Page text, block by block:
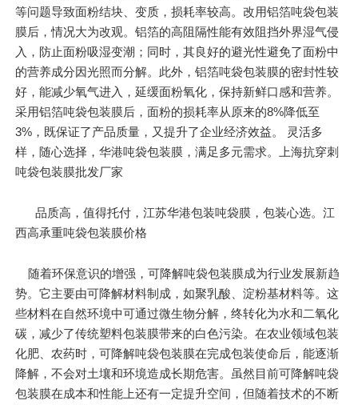
等问题导致面粉结块、变质，损耗率较高。改用铝箔吨袋包装
膜后，情况大为改观。铝箔的高阻隔性能有效阻挡外界湿气侵
入，防止面粉吸湿变潮；同时，其良好的避光性避免了面粉中
的营养成分因光照而分解。此外，铝箔吨袋包装膜的密封性较
好，能减少氧气进入，延缓面粉氧化，保持新鲜口感和营养。
采用铝箔吨袋包装膜后，面粉的损耗率从原来的8%降低至
3%，既保证了产品质量，又提升了企业经济效益。 灵活多
样，随心选择，华港吨袋包装膜，满足多元需求。上海抗穿刺
吨袋包装膜批发厂家
品质高，值得托付，江苏华港包装吨袋膜，包装心选。江
西高承重吨袋包装膜价格
随着环保意识的增强，可降解吨袋包装膜成为行业发展新趋
势。它主要由可降解材料制成，如聚乳酸、淀粉基材料等。这
些材料在自然环境中可通过微生物分解，终转化为水和二氧化
碳，减少了传统塑料包装膜带来的白色污染。在农业领域包装
化肥、农药时，可降解吨袋包装膜在完成包装使命后，能逐渐
降解，不会对土壤和环境造成长期危害。虽然目前可降解吨袋
包装膜在成本和性能上还有一定提升空间，但随着技术的不断